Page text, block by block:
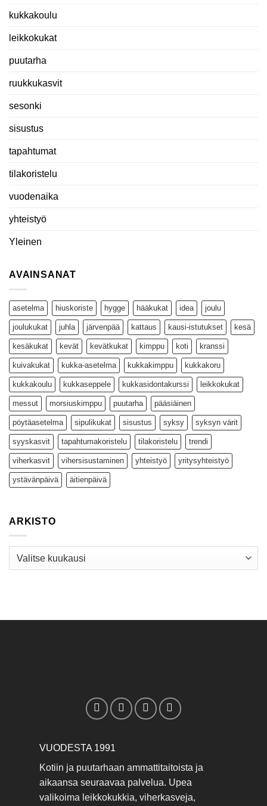
kukkakoulu
leikkokukat
puutarha
ruukkukasvit
sesonki
sisustus
tapahtumat
tilakoristelu
vuodenaika
yhteistyö
Yleinen
AVAINSANAT
asetelma hiuskoriste hygge hääkukat idea joulu
joulukukat juhla järvenpää kattaus kausi-istutukset kesä
kesäkukat kevät kevätkukat kimppu koti kranssi
kuivakukat kukka-asetelma kukkakimppu kukkakoru
kukkakoulu kukkaseppele kukkasidontakurssi leikkokukat
messut morsiuskimppu puutarha pääsiäinen
pöytäasetelma sipulikukat sisustus syksy syksyn värit
syyskasvit tapahtumakoristelu tilakoristelu trendi
viherkasvit vihersisustaminen yhteistyö yritysyhteistyö
ystävänpäivä äitienpäivä
ARKISTO
VUODESTA 1991
Kotiin ja puutarhaan ammattitaitoista ja
aikaansa seuraavaa palvelua. Upea
valikoima leikkokukkia, viherkasveja,